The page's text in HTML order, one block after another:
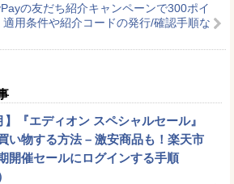
の友だち紹介キャンペーンで300ポイ
用条件や紹介コードの発行/確認手順な
】『エディオン スペシャルセール』
い物する方法 – 激安商品も！楽天市
開催セールにログインする手順